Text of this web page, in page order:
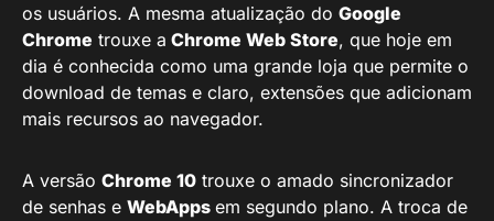
os usuários. A mesma atualização do Google
Chrome trouxe a Chrome Web Store, que hoje em
dia é conhecida como uma grande loja que permite o
download de temas e claro, extensões que adicionam
mais recursos ao navegador.
A versão Chrome 10 trouxe o amado sincronizador
de senhas e WebApps em segundo plano. A troca de